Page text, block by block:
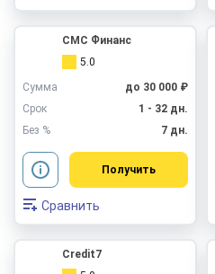
СМС Финанс
5.0
Сумма
до 30 000 ₽
Срок
1 - 32 дн.
Без %
7 дн.
Получить
Сравнить
Credit7